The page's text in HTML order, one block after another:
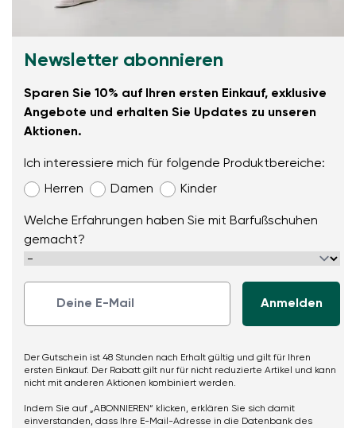
Newsletter abonnieren
Sparen Sie 10% auf Ihren ersten Einkauf, exklusive
Angebote und erhalten Sie Updates zu unseren
Aktionen.
Ich interessiere mich für folgende Produktbereiche:
Herren
Damen Kinder
Welche Erfahrungen haben Sie mit Barfußschuhen
gemacht?
Der Gutschein ist 48 Stunden nach Erhalt gültig und gilt für Ihren
ersten Einkauf. Der Rabatt gilt nur für nicht reduzierte Artikel und kann
nicht mit anderen Aktionen kombiniert werden.
Indem Sie auf „ABONNIEREN“ klicken, erklären Sie sich damit
einverstanden, dass Ihre E-Mail-Adresse in die Datenbank des